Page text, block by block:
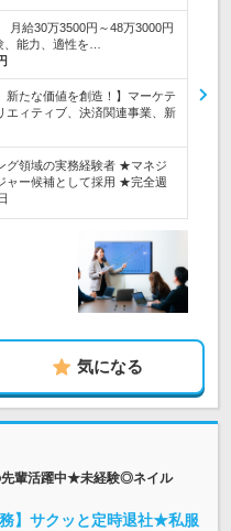
月給30万3500円～48万3000円
能力、適性を…
新たな価値を創造！】マーケテ
エィティブ、決済関連事業、新
グ領域の実務経験者 ★マネジ
ャー候補として採用 ★完全週
気になる
先輩活躍中★未経験◎ネイル
】サクッと定時退社★私服